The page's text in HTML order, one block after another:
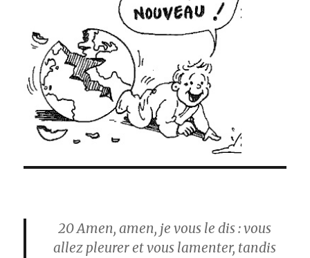
20Amen, amen, je vous le dis : vous
allez pleurer et vous lamenter, tandis